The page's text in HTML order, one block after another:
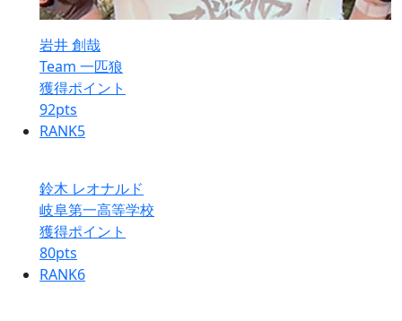
岩井 創哉
Team 一匹狼
獲得ポイント
92pts
RANK5
鈴木 レオナルド
岐阜第一高等学校
獲得ポイント
80pts
RANK6